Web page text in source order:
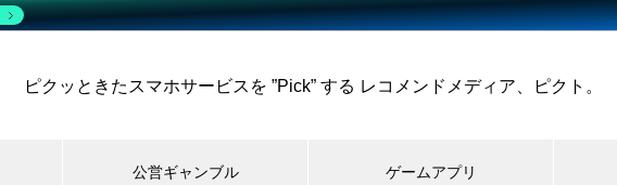
ピクッときたスマホサービスを ”Pick” する レコメンドメディア、ピクト。
公営ギャンブル ゲームアプリ